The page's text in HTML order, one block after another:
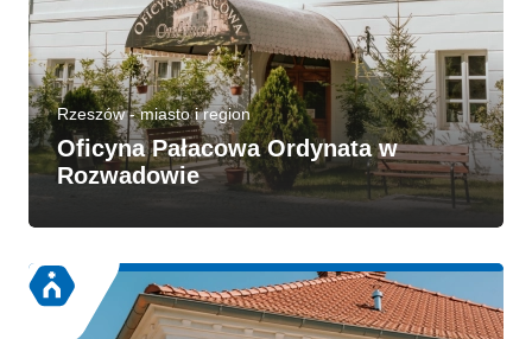
Rzeszów - miasto i region
Oficyna Pałacowa Ordynata w
Rozwadowie